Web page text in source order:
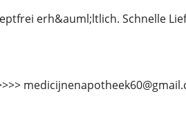
erh&auml;ltlich. Schnelle